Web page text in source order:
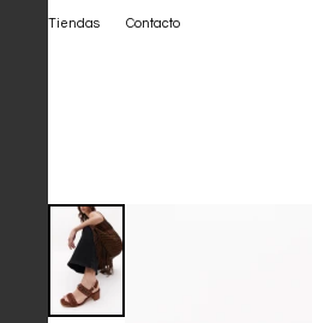
Tiendas Contacto